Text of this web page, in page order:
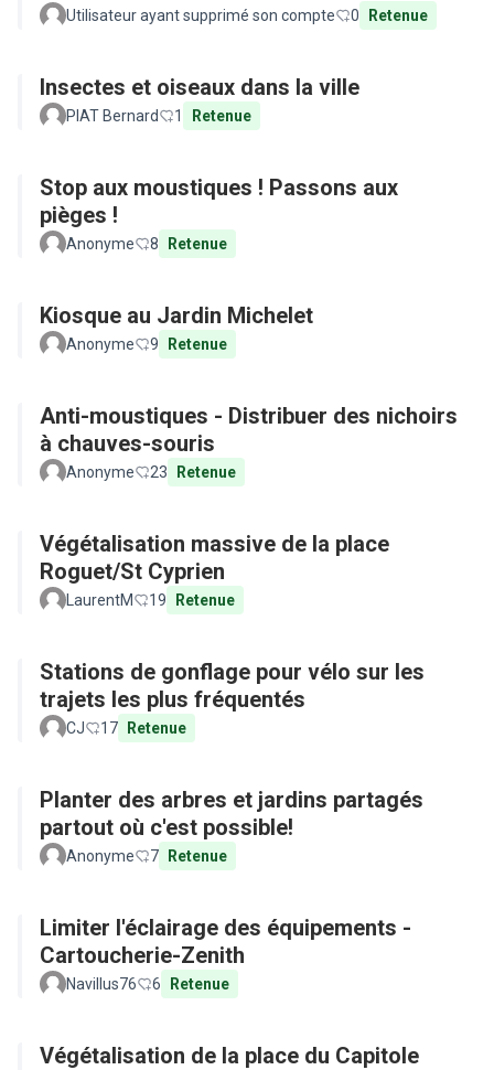
Utilisateur ayant supprimé son compte 0 Retenue
Insectes et oiseaux dans la ville
PIAT Bernard 1 Retenue
Stop aux moustiques ! Passons aux
pièges !
Anonyme 8 Retenue
Kiosque au Jardin Michelet
Anonyme 9 Retenue
Anti-moustiques - Distribuer des nichoirs
à chauves-souris
Anonyme 23 Retenue
Végétalisation massive de la place
Roguet/St Cyprien
LaurentM 19 Retenue
Stations de gonflage pour vélo sur les
trajets les plus fréquentés
CJ 17 Retenue
Planter des arbres et jardins partagés
partout où c'est possible!
Anonyme 7 Retenue
Limiter l'éclairage des équipements -
Cartoucherie-Zenith
Navillus76 6 Retenue
Végétalisation de la place du Capitole